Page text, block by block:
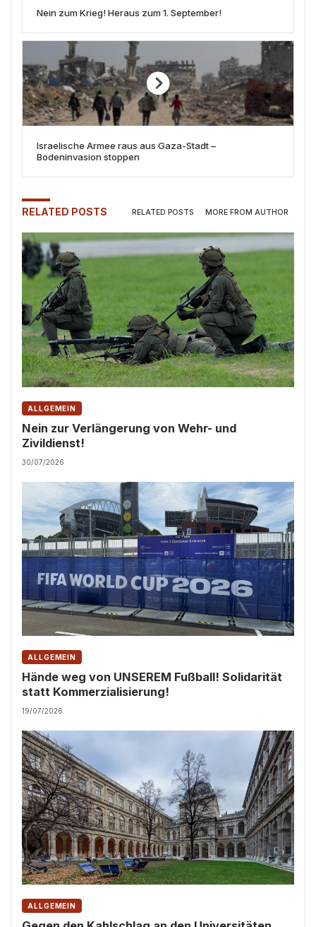
Nein zum Krieg! Heraus zum 1. September!
Israelische Armee raus aus Gaza-Stadt –
Bodeninvasion stoppen
RELATED POSTS RELATED POSTS MORE FROM AUTHOR
ALLGEMEIN
Nein zur Verlängerung von Wehr- und
Zivildienst!
30/07/2026
ALLGEMEIN
Hände weg von UNSEREM Fußball! Solidarität
statt Kommerzialisierung!
19/07/2026
ALLGEMEIN